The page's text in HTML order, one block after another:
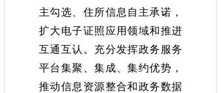
主勾选、住所信息自主承诺，
扩大电子证照应用领域和推进
互通互认。充分发挥政务服务
平台集聚、集成、集约优势，
推动信息资源整合和政务数据